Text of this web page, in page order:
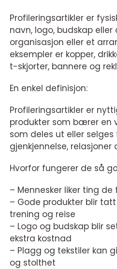
Profileringsartikler er
navn, logo, budskap
organisasjon eller et
eksempler er kopper,
t-skjorter, bannere og
En enkel definisjon:
Profileringsartikler er
produkter som bærer en
som deles ut eller selges
gjenkjennelse,
Hvorfor fungerer de så
– Mennesker liker ting
– Gode produkter blir
trening og reise
– Logo og budskap blir
ekstra kostnad
– Plagg og tekstiler kan
og stolthet